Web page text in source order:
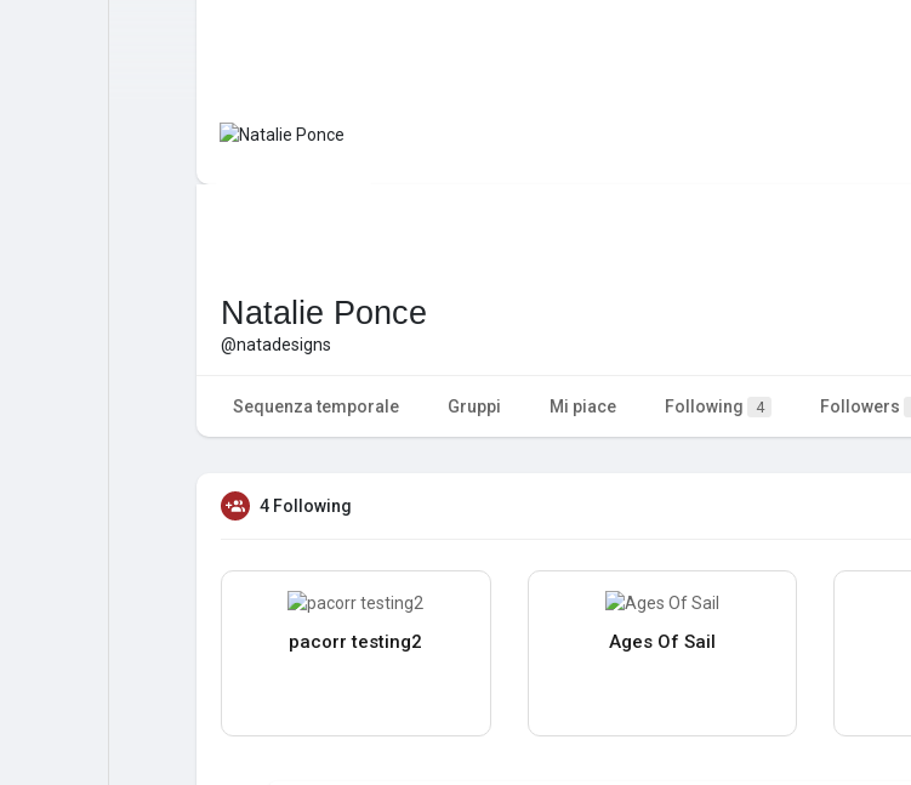
Natalie Ponce
@natadesigns
Sequenza temporale Gruppi Mi piace Following 4 Followers
4 Following
pacorr testing2 Ages Of Sail